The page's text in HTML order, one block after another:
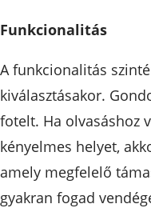
Funkcionalitás
A funkcionalitás
kiválasztásakor.
fotelt. Ha olvasáshoz
kényelmes helyet,
amely megfelelő
gyakran fogad